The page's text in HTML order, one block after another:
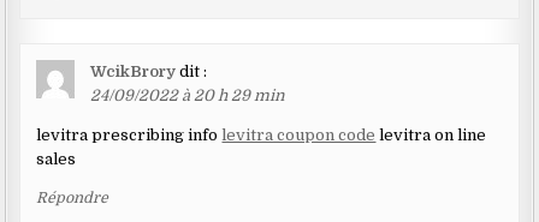
WcikBrory dit :
24/09/2022 à 20 h 29 min
levitra prescribing infolevitra coupon code levitra on line
sales
Répondre